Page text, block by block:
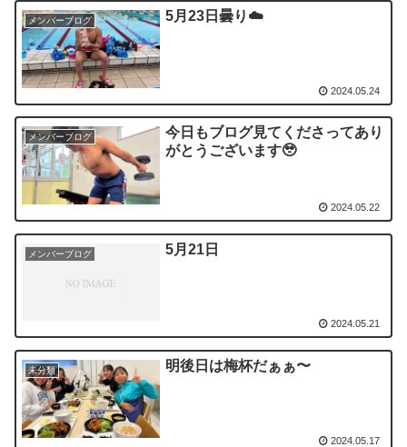
メンバーブログ 5月23日曇り☁️
2024.05.24
メンバーブログ
今日もブログ見てくださってあり
がとうございます🥹
2024.05.22
メンバーブログ 5月21日
2024.05.21
未分類 明後日は梅杯だぁぁ〜
2024.05.17